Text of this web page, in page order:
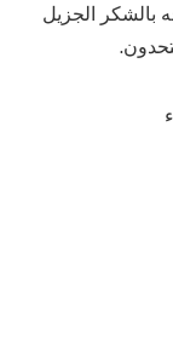
بالشكر الجزيل